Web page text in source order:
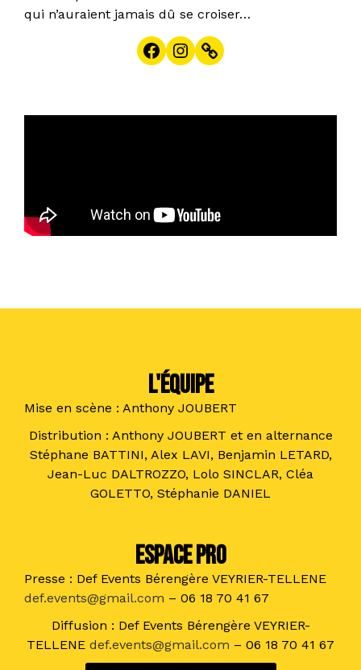
qui n’auraient jamais dû se croiser…
L'ÉQUIPE
Mise en scène : Anthony JOUBERT
Distribution : Anthony JOUBERT et en alternance
Stéphane BATTINI, Alex LAVI, Benjamin LETARD,
Jean-Luc DALTROZZO, Lolo SINCLAR, Cléa
GOLETTO, Stéphanie DANIEL
ESPACE PRO
Presse : Def Events Bérengère VEYRIER-TELLENE
def.events@gmail.com – 06 18 70 41 67
Diffusion : Def Events Bérengère VEYRIER-
TELLENE def.events@gmail.com – 06 18 70 41 67